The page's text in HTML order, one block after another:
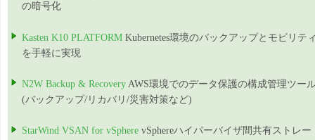
の暗号化
Kasten K10 PLATFORM Kubernetes環境のバックアップとモビリテ
を手軽に実現
N2W Backup & Recovery AWS環境でのデータ保護の構成管理ツー
(バックアップ/リカバリ/災害対策など)
StarWind VSAN for vSphere vSphereハイパーバイザ間共有ストレー